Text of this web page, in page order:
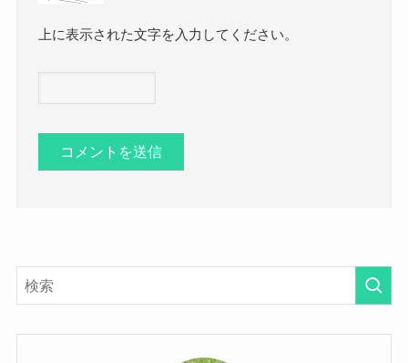
上に表示された文字を入力してください。